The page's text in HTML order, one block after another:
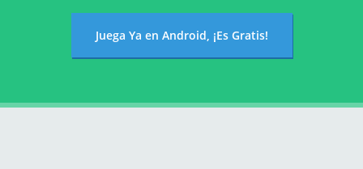
Juega Ya en Android, ¡Es Gratis!